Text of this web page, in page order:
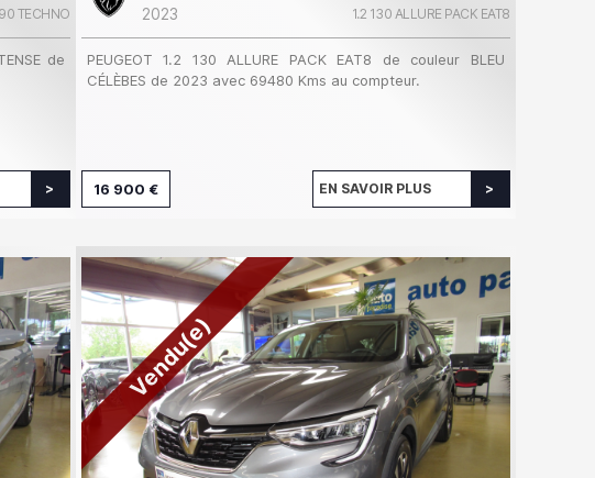
TECHNO
de
2023
1.2 130 ALLURE PACK EAT8
PEUGEOT 1.2 130 ALLURE PACK EAT8 de couleur BLEU
CÉLÈBES de 2023 avec 69480 Kms au compteur.
16 900 € EN SAVOIR PLUS
Vendu(e)